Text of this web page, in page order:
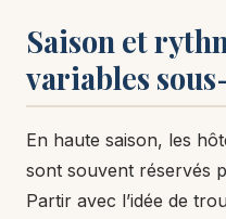
Saison et
variables
En haute saison, les
sont souvent réservés
Partir avec l’idée de